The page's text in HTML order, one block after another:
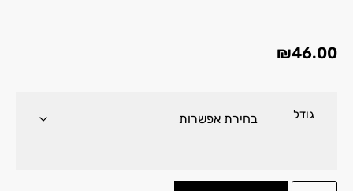
₪46.00
גודל